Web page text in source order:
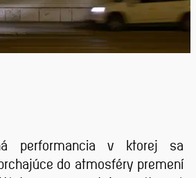
performancia v ktorej sa
do atmosféry premení